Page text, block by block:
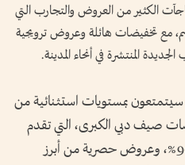
الكثير من العروض والتجارب التي
مع تخفيضات هائلة وعروض ترويجية
المنتشرة في أنحاء المدينة.
بمستويات استثنائية من
صيف دبي الكبرى، التي تقدم
أسعاراً مخفضة بنسب تصل إلى 90%، وعروض حصرية من أبرز